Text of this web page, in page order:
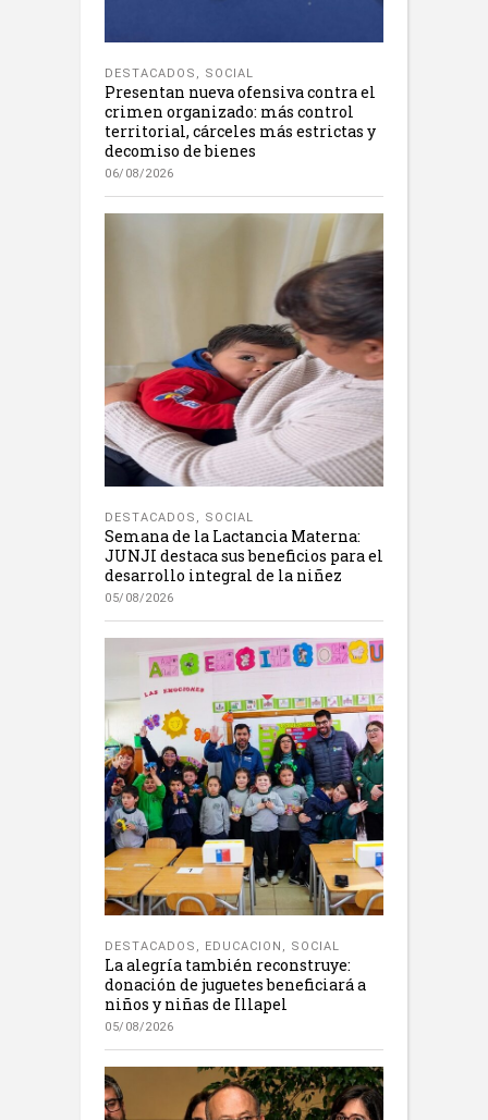
DESTACADOS , SOCIAL
Presentan nueva ofensiva contra el
crimen organizado: más control
territorial, cárceles más estrictas y
decomiso de bienes
06/08/2026
DESTACADOS , SOCIAL
Semana de la Lactancia Materna:
JUNJI destaca sus beneficios para el
desarrollo integral de la niñez
05/08/2026
DESTACADOS EDUCACION SOCIAL
La alegría también reconstruye:
donación de juguetes beneficiará a
niños y niñas de Illapel
05/08/2026